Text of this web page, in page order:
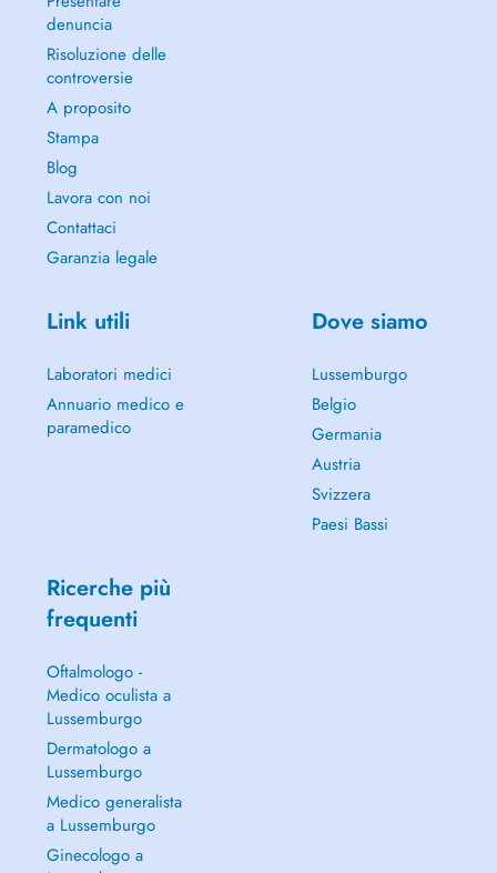
denuncia
Risoluzione delle
controversie
A proposito
Stampa
Blog
Lavora con noi
Contattaci
Garanzia legale
Link utili
Laboratori medici
Annuario medico e
paramedico
Dove siamo
Lussemburgo
Belgio
Germania
Austria
Svizzera
Paesi Bassi
Ricerche più
frequenti
Oftalmologo -
Medico oculista a
Lussemburgo
Dermatologo a
Lussemburgo
Medico generalista
a Lussemburgo
Ginecologo a